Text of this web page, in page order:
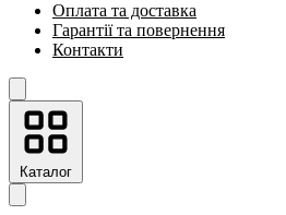
Оплата та доставка
Гарантії та повернення
Контакти
Каталог